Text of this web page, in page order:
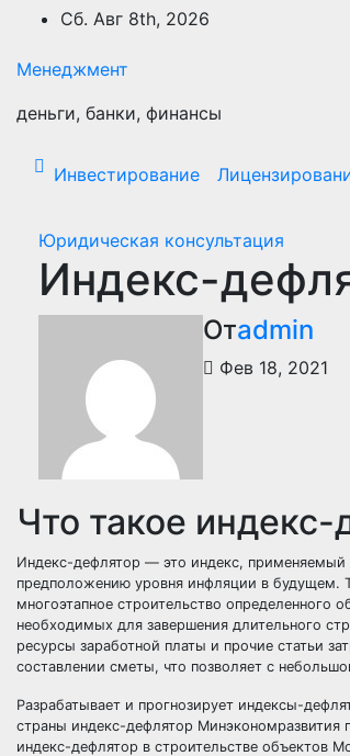
Перейти
содержимому
Сб. Авг 8th, 2026
Менеджмент
деньги, банки, финансы
Инвестирование
Юридическая консультация
Индекс-
Отadmin
Фев 18, 2021
Что такое
Индекс-дефлятор — это индекс,
предположению уровня инфляции в будущем.
многоэтапное строительство
необходимых для завершения длительного
ресурсы заработной платы и прочие статьи
составлении сметы, что позволяет с
Разрабатывает и прогнозирует индексы-
страны индекс-дефлятор Минэкономразвития
индекс-дефлятор в строительстве объектов